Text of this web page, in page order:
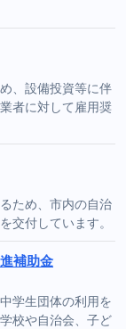
、設備投資等に伴
者に対して雇用奨
ため、市内の自治
交付しています。
補助金
学生団体の利用を
校や自治会、子ど